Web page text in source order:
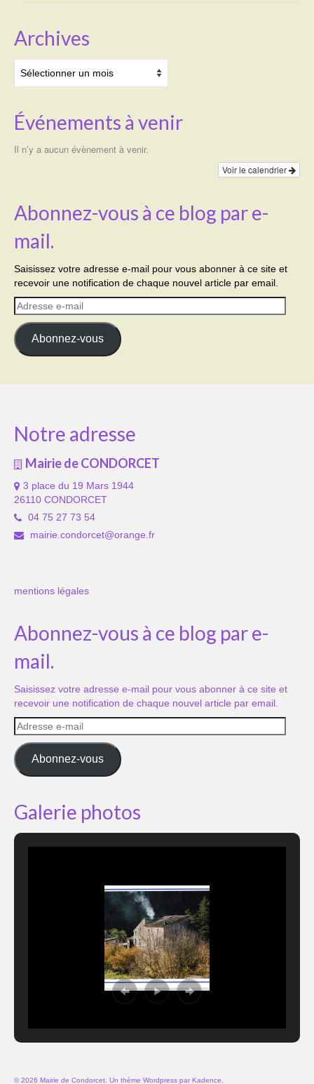
Archives
Événements à venir
Il n’y a aucun évènement à venir.
Voir le calendrier
Abonnez-vous à ce blog par e-
mail.
Saisissez votre adresse e-mail pour vous abonner à ce site et
recevoir une notification de chaque nouvel article par email.
Adresse
e-
mail
Abonnez-vous
Notre adresse
Mairie de CONDORCET
3 place du 19 Mars 1944
26110 CONDORCET
04 75 27 73 54
mairie.condorcet@orange.fr
mentions légales
Abonnez-vous à ce blog par e-
mail.
Saisissez votre adresse e-mail pour vous abonner à ce site et
recevoir une notification de chaque nouvel article par email.
Adresse
e-
mail
Abonnez-vous
Galerie photos
© 2026 Mairie de Condorcet. Un thème Wordpress par Kadence.